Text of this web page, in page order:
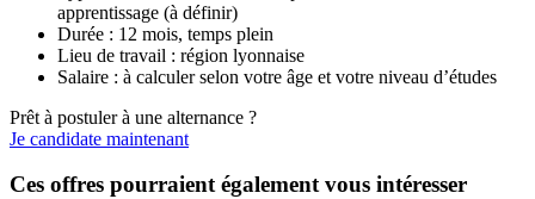
apprentissage (à définir)
Durée : 12 mois, temps plein
Lieu de travail : région lyonnaise
Salaire : à calculer selon votre âge et votre niveau d’études
Prêt à postuler à une alternance ?
Je candidate maintenant
Ces offres pourraient également vous intéresser